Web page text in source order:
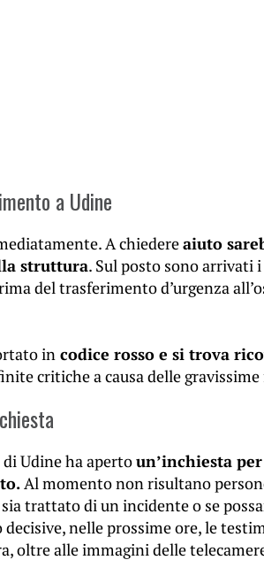
a Udine
A chiedereaiuto
struttura. Sul posto sono arrivati
del trasferimento d’urgenza
in codice rosso e si trova
critiche a causa delle
di Udine ha apertoun’inchiesta
Al momento non risultano
trattato di un incidente o se
nelle prossime ore, le
oltre alle immagini delle